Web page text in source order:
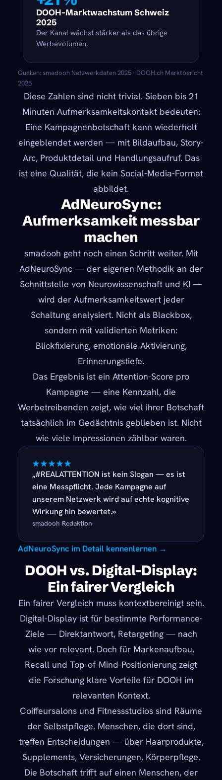
DOOH-Marktwachstum Schweiz
2025
Der Kanal wächst stärker als das übrige
Werbevolumen.
Quellen: smadooh Netzwerkdaten 2025 · DOOH.ch Marktbericht
2025
Diese Zahlen sind nicht trivial. Sieben bis 21
Minuten Aufmerksamkeitskontakt bedeuten:
Eine Kampagnenbotschaft kann wiederholt
eingeblendet werden — mit Bildaufbau, Story-
Arc, Produktdetail und Handlungsaufruf. Das
ist eine Qualität, die kein Social-Media-Format
abbildet.
AdNeuroSync:
Aufmerksamkeit messbar
machen
smadooh geht noch einen Schritt weiter. Mit
AdNeuroSync — der eigenen Methodik an der
Schnittstelle von Neurowissenschaft und KI —
wird der Aufmerksamkeitswert jeder
Schaltung analysiert. Nicht als Blackbox,
sondern mit validierten Metriken:
Blickfixierung, emotionale Aktivierung,
Erinnerungstiefe.
Das Ergebnis ist ein Attention-Score pro
Kampagne — eine Kennzahl, die
Werbetreibenden zeigt, wie viel ihrer Botschaft
tatsächlich im Gedächtnis geblieben ist. Nicht
wie viele Impressionen zählbar waren.
★★★★★
„#REALATTENTION ist kein Slogan — es ist
eine Messpflicht. Jede Kampagne auf
unserem Netzwerk wird auf echte kognitive
Wirkung hin bewertet.»
smadooh Redaktion
AdNeuroSync im Detail kennenlernen →
DOOH vs. Digital-Display:
Ein fairer Vergleich
Ein fairer Vergleich muss kontextbereinigt sein.
Digital-Display ist für bestimmte Performance-
Ziele — Direktantwort, Retargeting — nach
wie vor relevant. Doch für Markenaufbau,
Recall und Top-of-Mind-Positionierung zeigt
die Forschung klare Vorteile für DOOH im
relevanten Kontext.
Coiffeursalons und Fitnessstudios sind Räume
der Selbstpflege. Menschen, die dort sind,
treffen Entscheidungen — über Haarprodukte,
Supplements, Versicherungen, Körperpflege.
Die Botschaft trifft auf einen Menschen, der